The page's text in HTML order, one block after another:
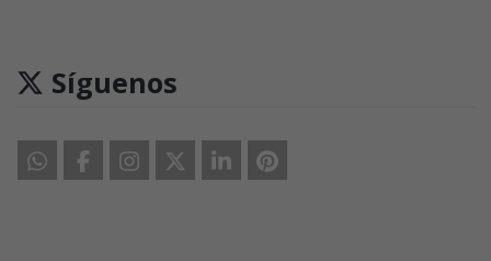
Síguenos